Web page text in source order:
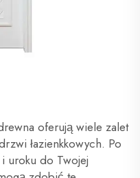
oferują wiele zalet
łazienkkowych. Po
uroku do Twojej